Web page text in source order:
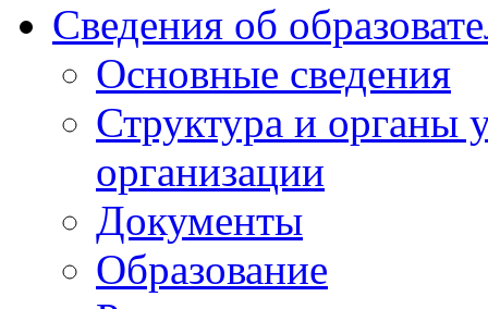
Сведения об
Основные сведения
Структура и органы
организации
Документы
Образование